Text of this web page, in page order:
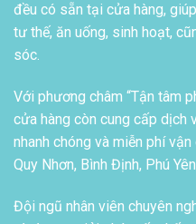
đều có sẵn tại cửa hàng,
tư thế, ăn uống, sinh hoạt,
sóc.
Với phương châm “Tận tâm
cửa hàng còn cung cấp dịch
nhanh chóng và miễn phí
Quy Nhơn, Bình Định, Phú
Đội ngũ nhân viên chuyên